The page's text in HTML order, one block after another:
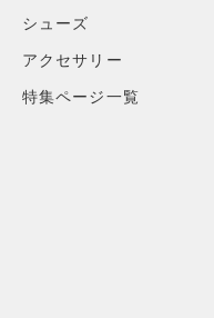
シューズ
アクセサリー
特集ページ一覧